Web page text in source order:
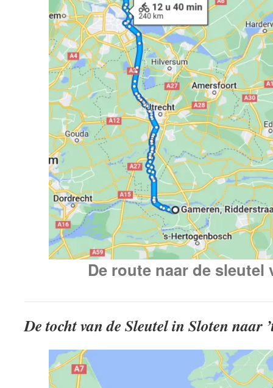
De route naar de sleutel
De tocht van de Sleutel in Sloten naar